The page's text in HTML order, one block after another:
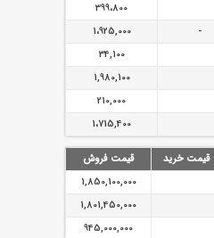
399،800
-
1،925,000
34,100
1,980,100
210,000
1،715,400
قیمت خرید
قیمت فروش
1,850,100,000
1,801,450,000
945,000,000